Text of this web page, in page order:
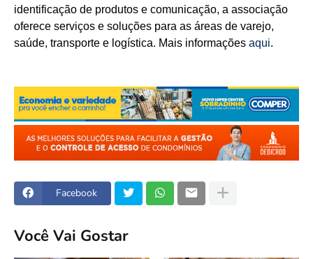
identificação de produtos e comunicação, a associação
oferece serviços e soluções para as áreas de varejo,
saúde, transporte e logística. Mais informações aqui.
Facebook
Você Vai Gostar